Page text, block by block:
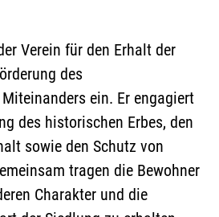
Verein für den Erhalt der
des
ein. Er engagiert
des historischen Erbes, den
sowie den Schutz von
tragen die Bewohner
Charakter und die